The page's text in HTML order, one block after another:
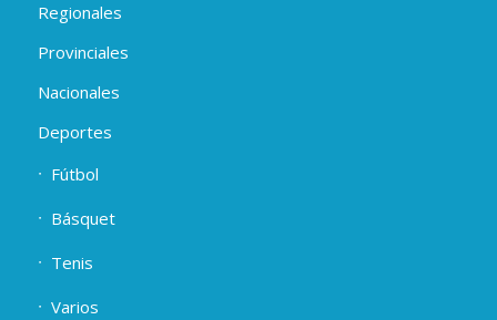
Regionales
Provinciales
Nacionales
Deportes
Fútbol
Básquet
Tenis
Varios